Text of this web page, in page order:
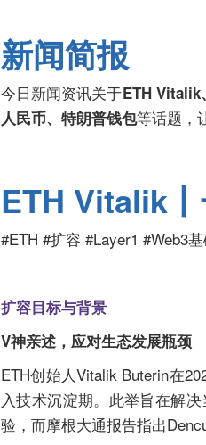
新闻简报
今日新闻资讯关于ETH Vitalik
人民币、特朗普钱包等话题，
ETH Vitalik
#ETH #扩容 #Layer1 #Web3
扩容目标与背景
V神亲述，应对生态发展瓶颈
ETH创始人Vitalik Buterin在
入技术沉淀期。此举旨在解
验，而摩根大通报告指出